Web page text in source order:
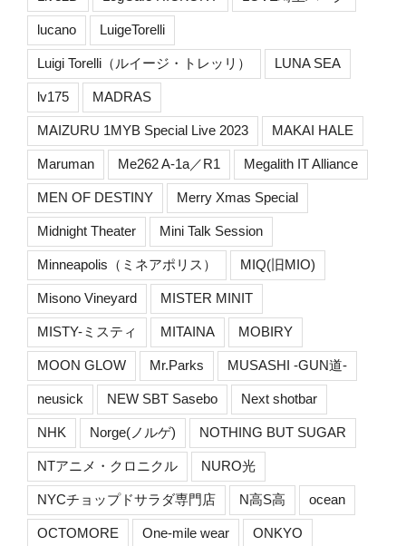
lucano LuigeTorelli
Luigi Torelli（ルイージ・トレッリ） LUNA SEA
lv175 MADRAS
MAIZURU 1MYB Special Live 2023 MAKAI HALE
Maruman Me262 A-1a／R1 Megalith IT Alliance
MEN OF DESTINY Merry Xmas Special
Midnight Theater Mini Talk Session
Minneapolis（ミネアポリス） MIQ(旧MIO)
Misono Vineyard MISTER MINIT
MISTY-ミスティ MITAINA MOBIRY
MOON GLOW Mr.Parks MUSASHI -GUN道-
neusick NEW SBT Sasebo Next shotbar
NHK Norge(ノルゲ) NOTHING BUT SUGAR
NTアニメ・クロニクル NURO光
NYCチョップドサラダ専門店 N高S高 ocean
OCTOMORE One-mile wear ONKYO